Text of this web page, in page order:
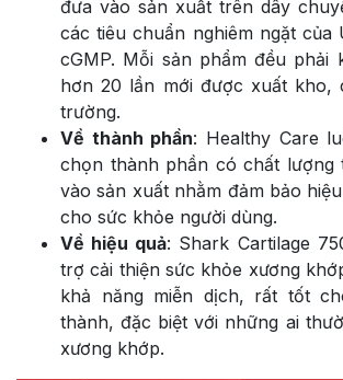
đưa vào sản xuất trên dây
các tiêu chuẩn nghiêm ngặt của
cGMP. Mỗi sản phẩm đều phải
hơn 20 lần mới được xuất kho,
trường.
Về thành phần: Healthy Care
chọn thành phần có chất lượng
vào sản xuất nhằm đảm bảo
cho sức khỏe người dùng.
Về hiệu quả: Shark Cartilage
trợ cải thiện sức khỏe xương
khả năng miễn dịch, rất tốt
thành, đặc biệt với những ai
xương khớp.